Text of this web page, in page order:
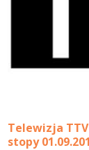
Telewizja
stopy